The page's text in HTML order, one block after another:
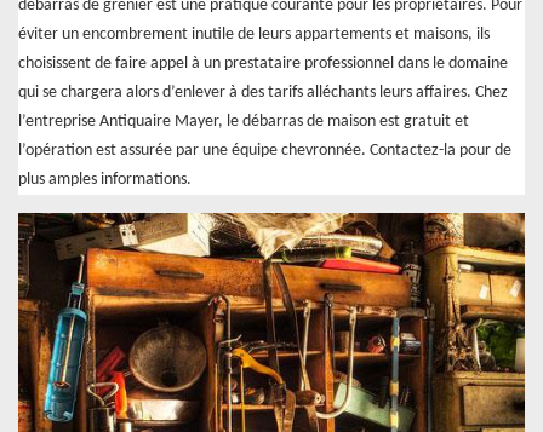
débarras de grenier est une pratique courante pour les propriétaires. Pour
éviter un encombrement inutile de leurs appartements et maisons, ils
choisissent de faire appel à un prestataire professionnel dans le domaine
qui se chargera alors d’enlever à des tarifs alléchants leurs affaires. Chez
l’entreprise Antiquaire Mayer, le débarras de maison est gratuit et
l’opération est assurée par une équipe chevronnée. Contactez-la pour de
plus amples informations.